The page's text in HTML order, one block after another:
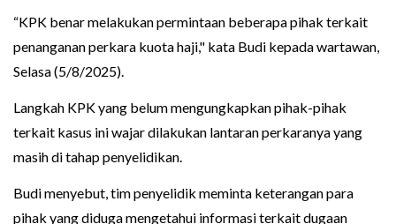
“KPK benar melakukan permintaan beberapa pihak terkait
penanganan perkara kuota haji," kata Budi kepada wartawan,
Selasa (5/8/2025).
Langkah KPK yang belum mengungkapkan pihak-pihak
terkait kasus ini wajar dilakukan lantaran perkaranya yang
masih di tahap penyelidikan.
Budi menyebut, tim penyelidik meminta keterangan para
pihak yang diduga mengetahui informasi terkait dugaan